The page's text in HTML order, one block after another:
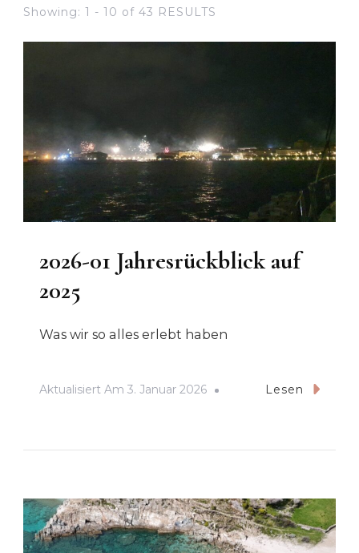
Showing: 1 - 10 of 43 RESULTS
2026-01 Jahresrückblick auf
2025
Was wir so alles erlebt haben
Aktualisiert Am 3. Januar 2026 Lesen